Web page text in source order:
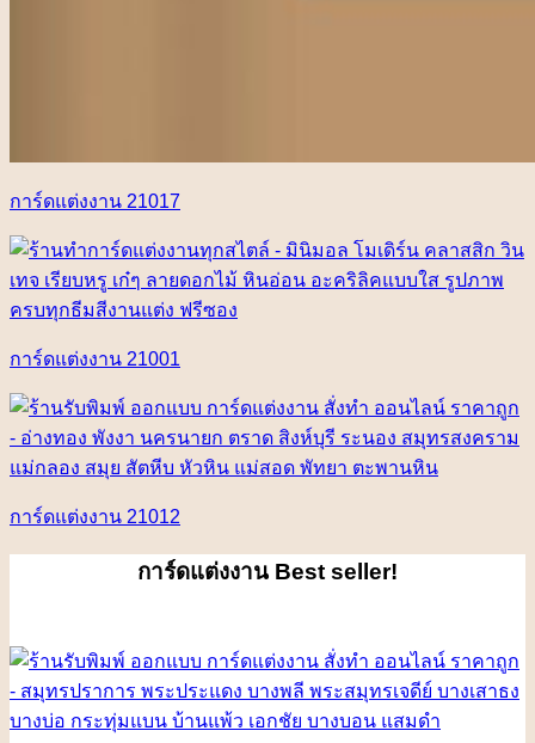
การ์ดแต่งงาน 21017
การ์ดแต่งงาน 21001
การ์ดแต่งงาน 21012
การ์ดแต่งงาน Best seller!